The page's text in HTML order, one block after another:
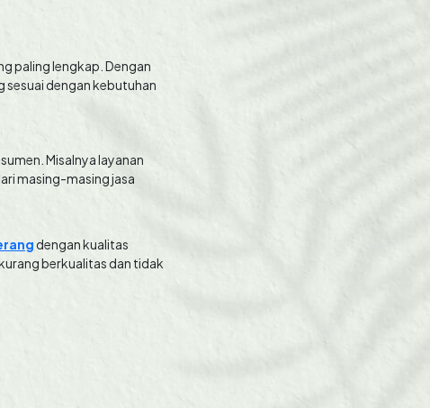
paling lengkap. Dengan
sesuai dengan kebutuhan
Misalnya layanan
masing-masing jasa
dengan kualitas
berkualitas dan tidak